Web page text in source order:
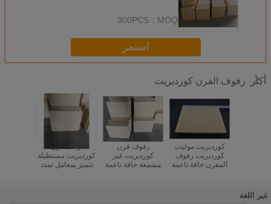
MOQ：
300PCS
استمر
أكثر رفوف الفرن كورديريت
كورديريت مستطيلة
تتميز بمعامل تمدد
رفوف فرن
كورديريت غير
مشمعة حافة ناعمة
كورديريت موليت
كورديريت رفوف
المفرن حافة ناعمة
الصناعية
غير اللغة